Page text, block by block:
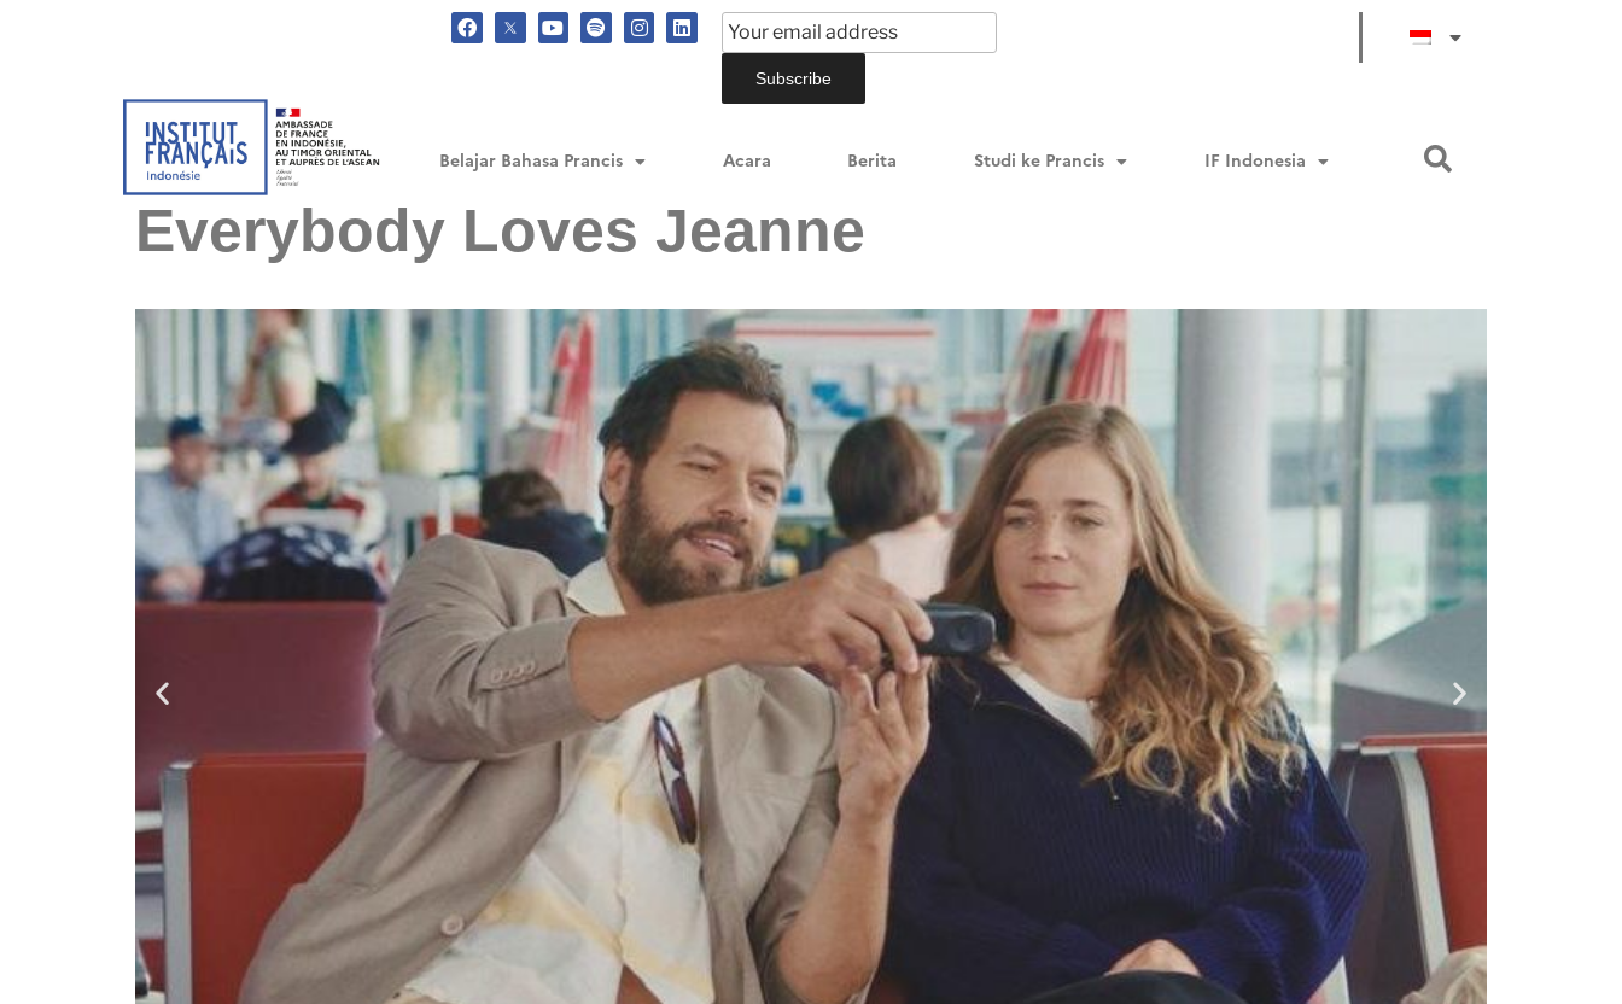
Belajar Bahasa Prancis Acara Berita Studi ke Prancis IF Indonesia
Everybody Loves Jeanne